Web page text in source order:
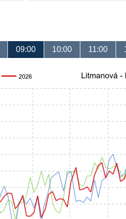
09:00 10:00 11:00